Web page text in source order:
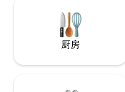
气，欣赏迷人的风景，度过
厨房